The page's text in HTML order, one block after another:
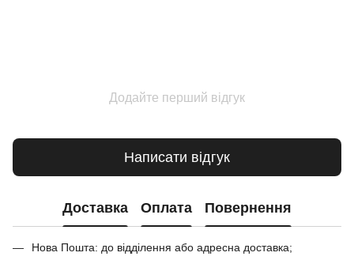
Додайте перший відгук
Написати відгук
Доставка Оплата Повернення
Нова Пошта: до відділення або адресна доставка;